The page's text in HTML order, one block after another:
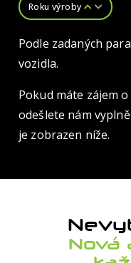
Roku výroby
Značka
Ford
Vyberte značku
Alpina
BMW
Cadillac
Model
Mustang
Ranger
Nerozhoduje
Nerozhoduje
Podle zadaných
vozidla.
Pokud máte zájem
odešlete nám
je zobrazen níže.
Nová